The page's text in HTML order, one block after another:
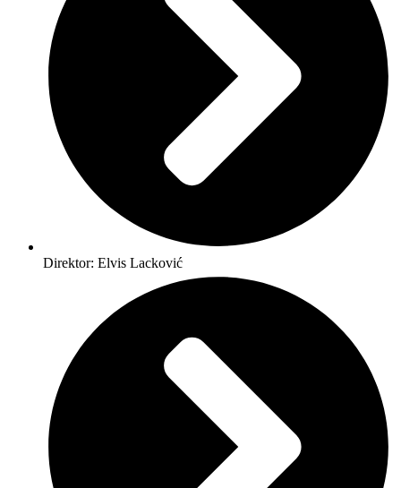
Direktor: Elvis Lacković